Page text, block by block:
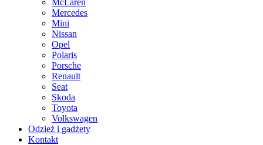
Mercedes
Mini
Nissan
Opel
Polaris
Porsche
Renault
Seat
Skoda
Toyota
Volkswagen
Odzież i gadżety
Kontakt